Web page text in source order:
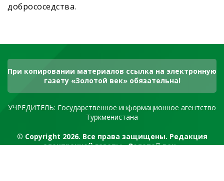
добрососедства.
При копировании материалов ссылка на электронную
газету «Золотой век» обязательна!
УЧРЕДИТЕЛЬ: Государственное информационное агентство
Туркменистана
© Copyright 2026. Все права защищены. Редакция
электронной газеты «Золотой век»